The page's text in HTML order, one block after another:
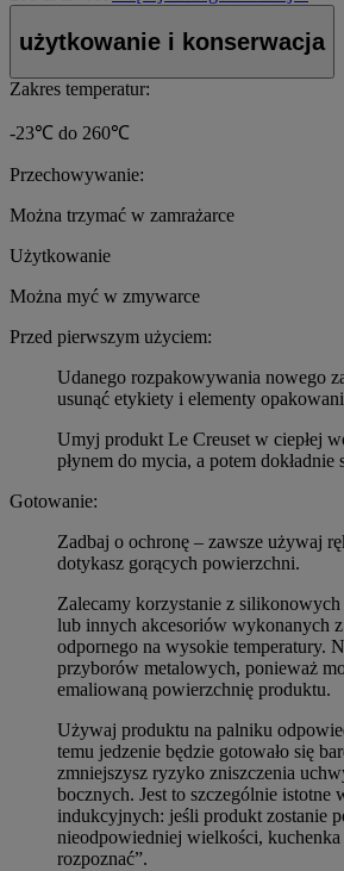
użytkowanie i konserwacja
Zakres temperatur:
-23℃ do 260℃
Przechowywanie:
Można trzymać w zamrażarce
Użytkowanie
Można myć w zmywarce
Przed pierwszym użyciem:
Udanego rozpakowywania nowego
usunąć etykiety i elementy
Umyj produkt Le Creuset w ciepłej
płynem do mycia, a potem dokładnie
Gotowanie:
Zadbaj o ochronę – zawsze używaj
dotykasz gorących powierzchni.
Zalecamy korzystanie z
lub innych akcesoriów wykonanych
odpornego na wysokie temperatury.
przyborów metalowych, ponieważ
emaliowaną powierzchnię produktu.
Używaj produktu na palniku
temu jedzenie będzie gotowało się
zmniejszysz ryzyko zniszczenia
bocznych. Jest to szczególnie istotne
indukcyjnych: jeśli produkt zostanie
nieodpowiedniej wielkości, kuchenka
rozpoznać”.